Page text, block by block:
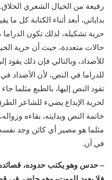
رفيعة من الخيال الشعري
بداياتي، أبعد أثناء الكتابة كل ما
حرية تشكيله، لذلك تكون
حالات متعددة، حيث أن حرية
للأضداد، وبالتالي فإن ذلك
للدراما في النص، لأن الأضداد
تقود النص إليها، بالطبع مثلما
لحرية الإبداع يضيء للشاعر
خاتمة النص وبدايته، بقاءه
مثلما هو مصير أي كائن وجد نفسه
في آن.
– حدس وهو يكتب حدوده،